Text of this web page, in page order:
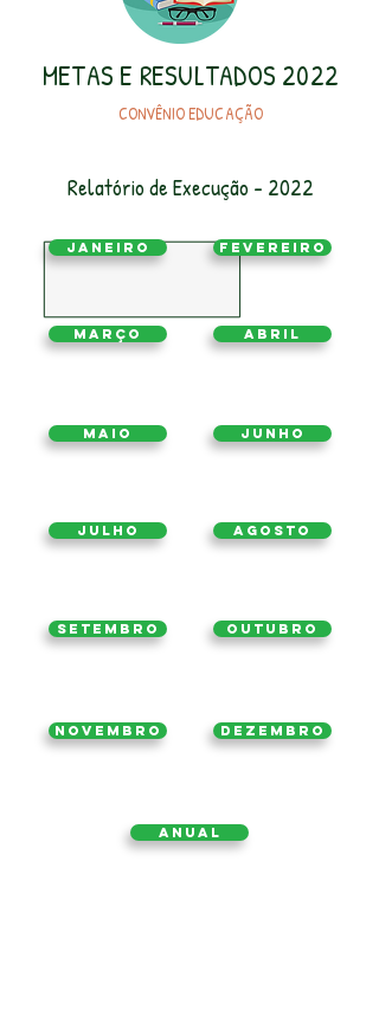
METAS E RESULTADOS 2022
CONVÊNIO EDUCAÇÃO
Relatório de Execução - 2022
Janeiro Fevereiro
Março Abril
Maio Junho
Julho Agosto
Setembro Outubro
Novembro Dezembro
ANUAL